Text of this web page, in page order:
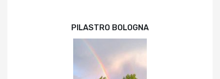
PILASTRO BOLOGNA